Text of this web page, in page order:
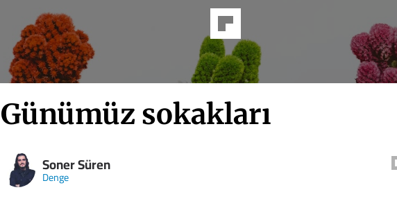
Günümüz sokakları
Soner Süren
Denge